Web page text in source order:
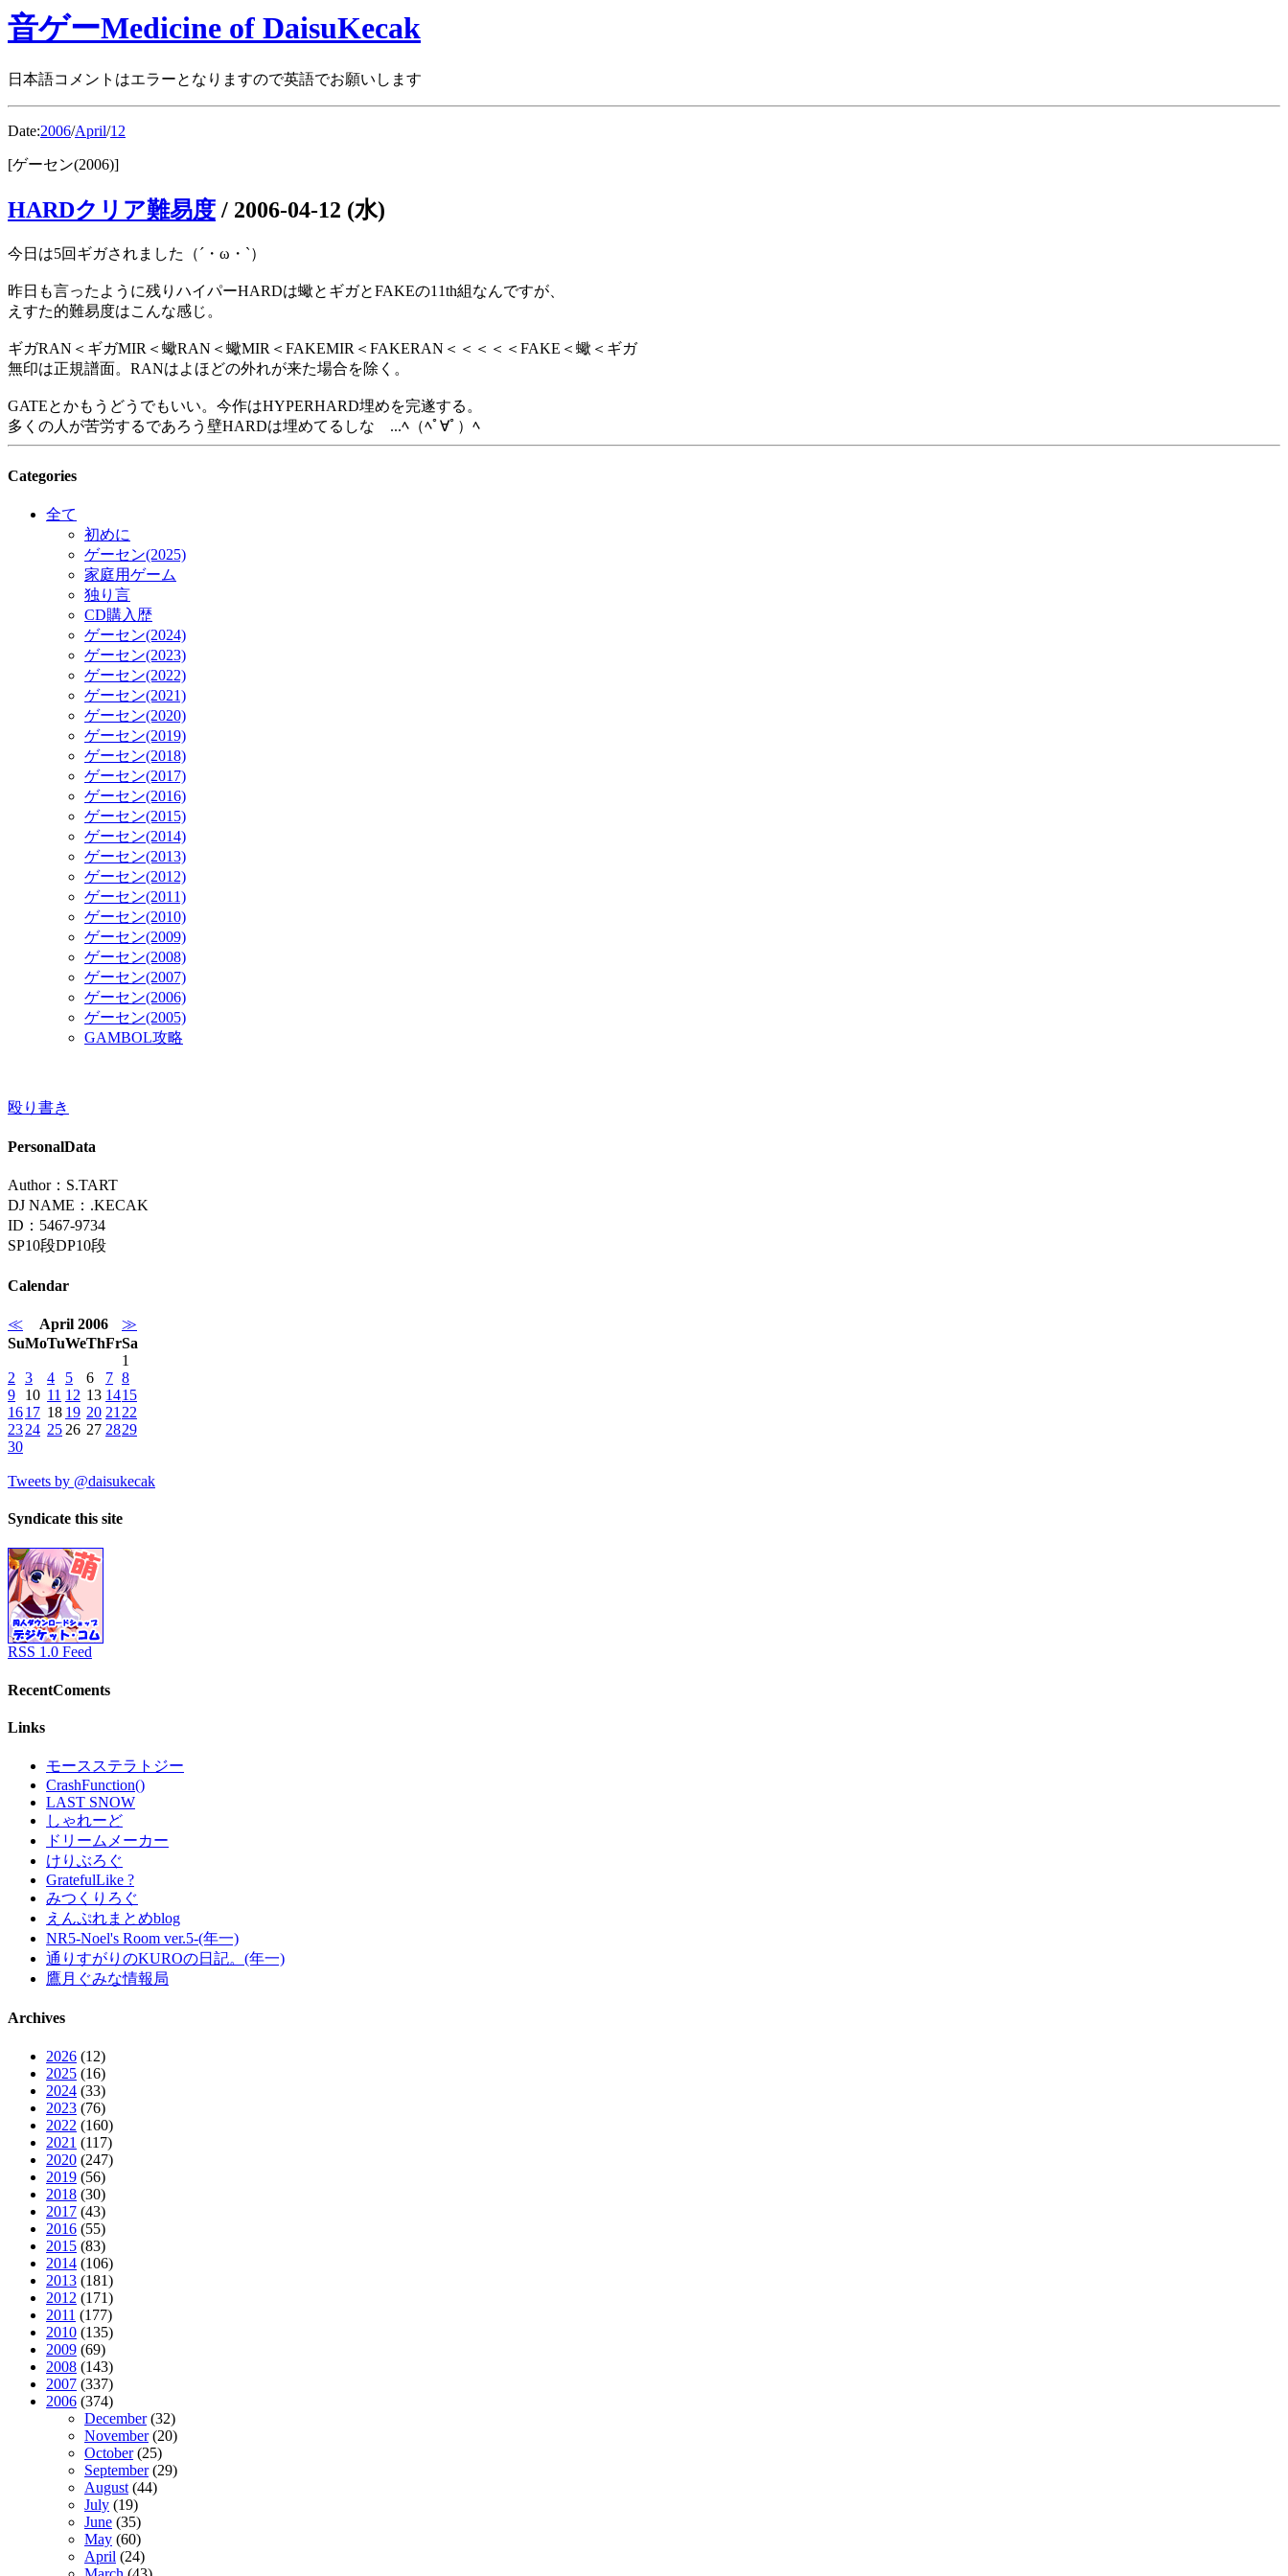
音ゲーMedicine of DaisuKecak
日本語コメントはエラーとなりますので英語でお願いします
Date:2006/April/12
[ゲーセン(2006)]
HARDクリア難易度 / 2006-04-12 (水)
今日は5回ギガされました（´・ω・`）
昨日も言ったように残りハイパーHARDは蠍とギガとFAKEの11th組なんですが、
えすた的難易度はこんな感じ。
ギガRAN＜ギガMIR＜蠍RAN＜蠍MIR＜FAKEMIR＜FAKERAN＜＜＜＜＜FAKE＜蠍＜ギガ
無印は正規譜面。RANはよほどの外れが来た場合を除く。
GATEとかもうどうでもいい。今作はHYPERHARD埋めを完遂する。
多くの人が苦労するであろう壁HARDは埋めてるしな ...ﾍ（ﾍﾟ∀ﾟ）ﾍ
Categories
全て
初めに
ゲーセン(2025)
家庭用ゲーム
独り言
CD購入歴
ゲーセン(2024)
ゲーセン(2023)
ゲーセン(2022)
ゲーセン(2021)
ゲーセン(2020)
ゲーセン(2019)
ゲーセン(2018)
ゲーセン(2017)
ゲーセン(2016)
ゲーセン(2015)
ゲーセン(2014)
ゲーセン(2013)
ゲーセン(2012)
ゲーセン(2011)
ゲーセン(2010)
ゲーセン(2009)
ゲーセン(2008)
ゲーセン(2007)
ゲーセン(2006)
ゲーセン(2005)
GAMBOL攻略
殴り書き
PersonalData
Author：S.TART
DJ NAME：.KECAK
ID：5467-9734
SP10段DP10段
Calendar
≪ April 2006
≫
SuMoTuWeThFrSa
1
2
3 4 5 6 7 8
9
10 11 12 13 1415
1617 18 19 20 21 22
2324 25 26 27 2829
30
Tweets by @daisukecak
Syndicate this site
RSS 1.0 Feed
RecentComents
Links
モースステラトジー
CrashFunction()
LAST SNOW
しゃれーど
ドリームメーカー
けりぶろぐ
GratefulLike ?
みつくりろぐ
えんぷれまとめblog
NR5-Noel's Room ver.5-(年一)
通りすがりのKUROの日記。(年一)
鷹月ぐみな情報局
Archives
2026 (12)
2025 (16)
2024 (33)
2023 (76)
2022 (160)
2021 (117)
2020 (247)
2019 (56)
2018 (30)
2017 (43)
2016 (55)
2015 (83)
2014 (106)
2013 (181)
2012 (171)
2011 (177)
2010 (135)
2009 (69)
2008 (143)
2007 (337)
2006 (374)
December(32)
November(20)
October(25)
September(29)
August (44)
July (19)
June (35)
May (60)
April (24)